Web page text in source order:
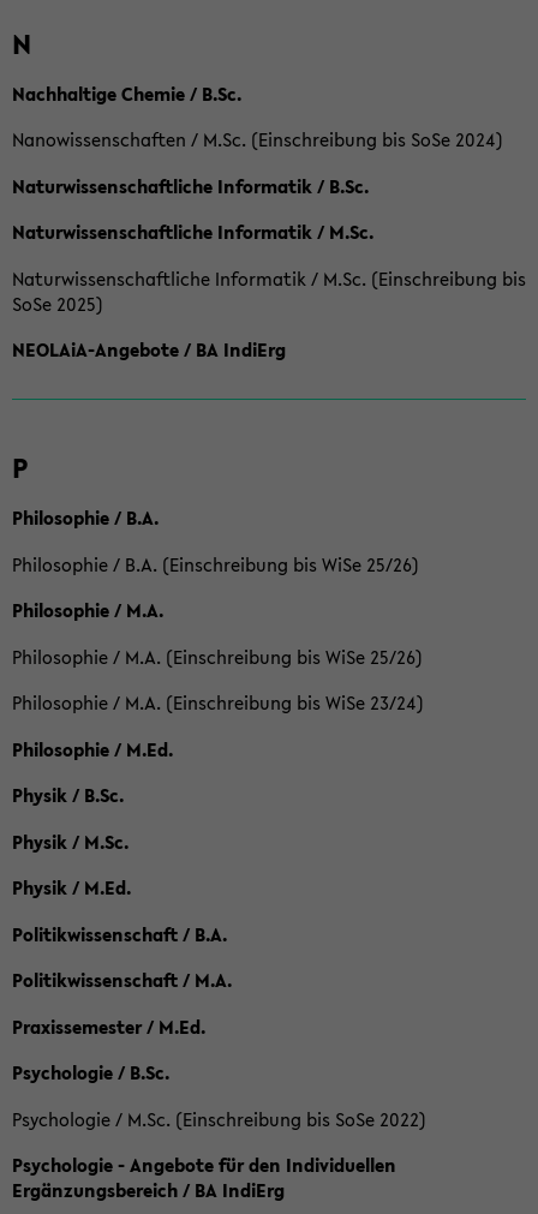
N
Nachhaltige Chemie / B.Sc.
Nanowissenschaften / M.Sc. (Einschreibung bis SoSe 2024)
Naturwissenschaftliche Informatik / B.Sc.
Naturwissenschaftliche Informatik / M.Sc.
Naturwissenschaftliche Informatik / M.Sc. (Einschreibung bis
SoSe 2025)
NEOLAiA-Angebote / BA IndiErg
P
Philosophie / B.A.
Philosophie / B.A. (Einschreibung bis WiSe 25/26)
Philosophie / M.A.
Philosophie / M.A. (Einschreibung bis WiSe 25/26)
Philosophie / M.A. (Einschreibung bis WiSe 23/24)
Philosophie / M.Ed.
Physik / B.Sc.
Physik / M.Sc.
Physik / M.Ed.
Politikwissenschaft / B.A.
Politikwissenschaft / M.A.
Praxissemester / M.Ed.
Psychologie / B.Sc.
Psychologie / M.Sc. (Einschreibung bis SoSe 2022)
Psychologie - Angebote für den Individuellen
Ergänzungsbereich / BA IndiErg